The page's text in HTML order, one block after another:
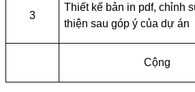
3
Thiết kế bản in pdf, chỉnh
thiện sau góp ý của dự án
Cộng